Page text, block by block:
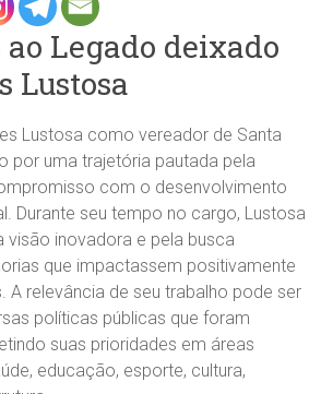
Legado deixado
Lustosa
Lustosa como vereador de Santa
por uma trajetória pautada pela
com o desenvolvimento
Durante seu tempo no cargo, Lustosa
visão inovadora e pela busca
que impactassem positivamente
A relevância de seu trabalho pode ser
políticas públicas que foram
suas prioridades em áreas
educação, esporte, cultura,